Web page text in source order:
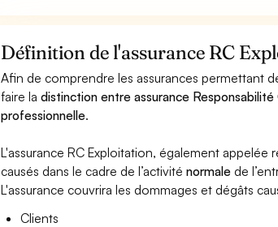
Définition de l'assurance RC
Afin de comprendre les assurances permettant
faire ladistinction entre assurance
professionnelle.
L'assurance RC Exploitation, également
causés dans le cadre de l’activiténormale de
L'assurance couvrira les dommages et dégâts
Clients